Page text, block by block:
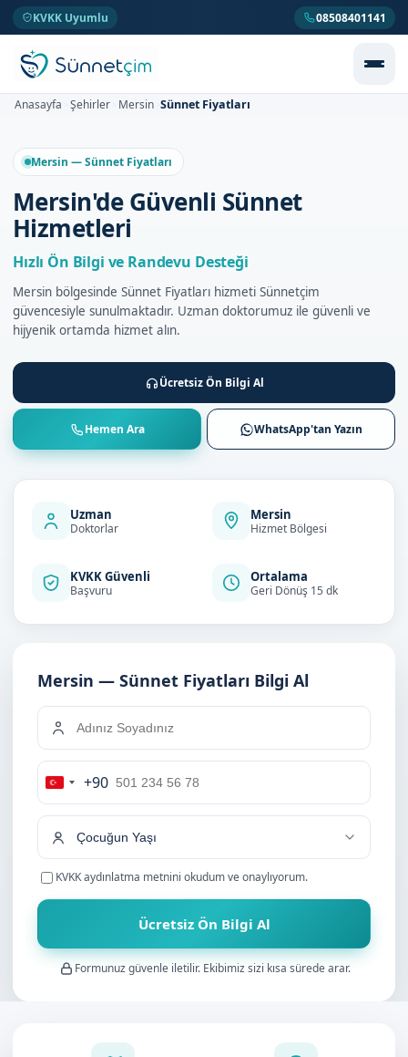
KVKK Uyumlu 08508401141
Anasayfa Şehirler Mersin Sünnet Fiyatları
Mersin — Sünnet Fiyatları
Mersin'de Güvenli Sünnet
Hizmetleri
Hızlı Ön Bilgi ve Randevu Desteği
Mersin bölgesinde Sünnet Fiyatları hizmeti Sünnetçim
güvencesiyle sunulmaktadır. Uzman doktorumuz ile güvenli ve
hijyenik ortamda hizmet alın.
Ücretsiz Ön Bilgi Al
Hemen Ara WhatsApp'tan Yazın
Uzman
Doktorlar
Mersin
Hizmet Bölgesi
KVKK Güvenli
Başvuru
Ortalama
Geri Dönüş 15 dk
Mersin — Sünnet Fiyatları Bilgi Al
Turkey
+90
+90
KVKK aydınlatma metnini okudum ve onaylıyorum.
Ücretsiz Ön Bilgi Al
Formunuz güvenle iletilir. Ekibimiz sizi kısa sürede arar.